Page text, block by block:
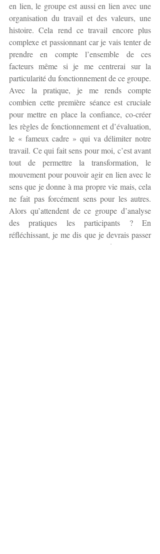
en lien, le groupe est aussi en lien avec une
organisation du travail et des valeurs, une
histoire. Cela rend ce travail encore plus
complexe et passionnant car je vais tenter de
prendre en compte l’ensemble de ces
facteurs même si je me centrerai sur la
particularité du fonctionnement de ce groupe.
Avec la pratique, je me rends compte
combien cette première séance est cruciale
pour mettre en place la confiance, co-créer
les règles de fonctionnement et d’évaluation,
le « fameux cadre » qui va délimiter notre
travail. Ce qui fait sens pour moi, c’est avant
tout de permettre la transformation, le
mouvement pour pouvoir agir en lien avec le
sens que je donne à ma propre vie mais, cela
ne fait pas forcément sens pour les autres.
Alors qu’attendent de ce groupe d’analyse
des pratiques les participants ? En
réfléchissant, je me dis que je devrais passer
peut-être encore un peu plus de temps sur